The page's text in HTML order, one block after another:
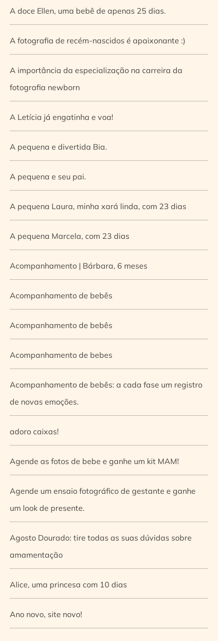
A doce Ellen, uma bebê de apenas 25 dias.
A fotografia de recém-nascidos é apaixonante :)
A importância da especialização na carreira da
fotografia newborn
A Letícia já engatinha e voa!
A pequena e divertida Bia.
A pequena e seu pai.
A pequena Laura, minha xará linda, com 23 dias
A pequena Marcela, com 23 dias
Acompanhamento | Bárbara, 6 meses
Acompanhamento de bebês
Acompanhamento de bebês
Acompanhamento de bebes
Acompanhamento de bebês: a cada fase um registro
de novas emoções.
adoro caixas!
Agende as fotos de bebe e ganhe um kit MAM!
Agende um ensaio fotográfico de gestante e ganhe
um look de presente.
Agosto Dourado: tire todas as suas dúvidas sobre
amamentação
Alice, uma princesa com 10 dias
Ano novo, site novo!